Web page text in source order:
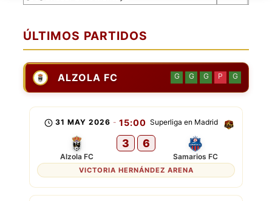
ÚLTIMOS PARTIDOS
ALZOLA FC G G G P G
Superliga en Madrid
31 MAY 2026 - 15:00
Alzola FC
3 6
Samarios FC
VICTORIA HERNÁNDEZ ARENA